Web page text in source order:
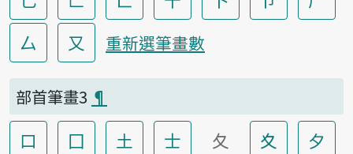
厶
又 重新選筆畫數
部首筆畫3 ¶
口 囗 土 士 夂 夊
夕